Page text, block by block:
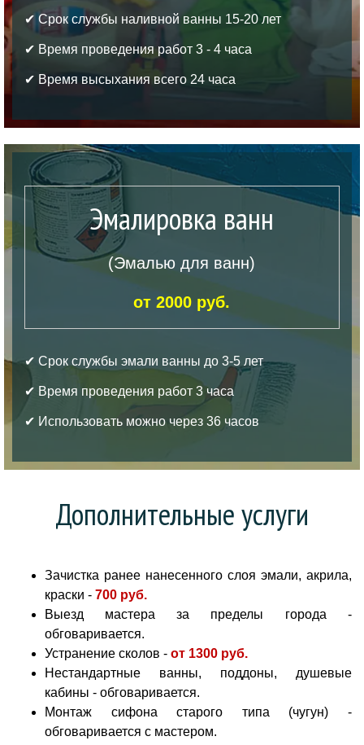
✔ Срок службы наливной ванны 15-20 лет
✔ Время проведения работ 3 - 4 часа
✔ Время высыхания всего 24 часа
Эмалировка ванн
(Эмалью для ванн)
от 2000 руб.
✔ Срок службы эмали ванны до 3-5 лет
✔ Время проведения работ 3 часа
✔ Использовать можно через 36 часов
Дополнительные услуги
Зачистка ранее нанесенного слоя эмали, акрила,
краски - 700 руб.
Выезд мастера за пределы города -
обговаривается.
Устранение сколов - от 1300 руб.
Нестандартные ванны, поддоны, душевые
кабины - обговаривается.
Монтаж сифона старого типа (чугун) -
обговаривается с мастером.